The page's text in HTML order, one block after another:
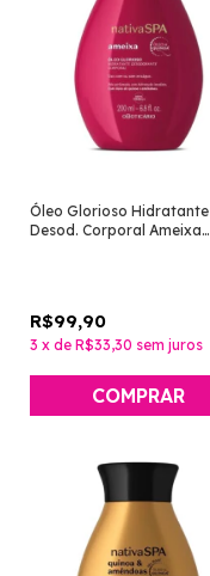
Óleo Glorioso Hidratante
Desod. Corporal Ameixa
R$99,90
3 x de R$33,30 sem juros